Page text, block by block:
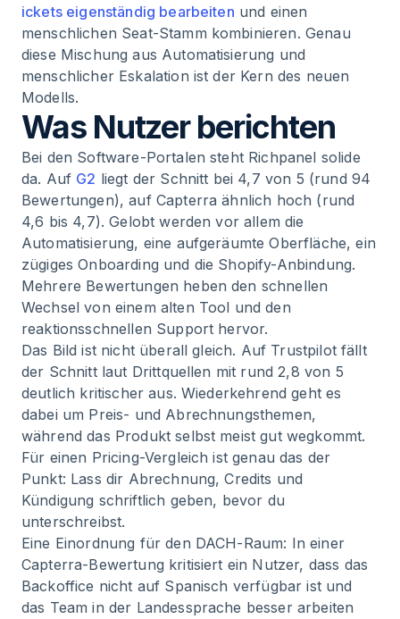
ickets eigenständig bearbeiten und einen
menschlichen Seat-Stamm kombinieren. Genau
diese Mischung aus Automatisierung und
menschlicher Eskalation ist der Kern des neuen
Modells.
Was Nutzer berichten
Bei den Software-Portalen steht Richpanel solide
da. Auf G2 liegt der Schnitt bei 4,7 von 5 (rund 94
Bewertungen), auf Capterra ähnlich hoch (rund
4,6 bis 4,7). Gelobt werden vor allem die
Automatisierung, eine aufgeräumte Oberfläche, ein
zügiges Onboarding und die Shopify-Anbindung.
Mehrere Bewertungen heben den schnellen
Wechsel von einem alten Tool und den
reaktionsschnellen Support hervor.
Das Bild ist nicht überall gleich. Auf Trustpilot fällt
der Schnitt laut Drittquellen mit rund 2,8 von 5
deutlich kritischer aus. Wiederkehrend geht es
dabei um Preis- und Abrechnungsthemen,
während das Produkt selbst meist gut wegkommt.
Für einen Pricing-Vergleich ist genau das der
Punkt: Lass dir Abrechnung, Credits und
Kündigung schriftlich geben, bevor du
unterschreibst.
Eine Einordnung für den DACH-Raum: In einer
Capterra-Bewertung kritisiert ein Nutzer, dass das
Backoffice nicht auf Spanisch verfügbar ist und
das Team in der Landessprache besser arbeiten